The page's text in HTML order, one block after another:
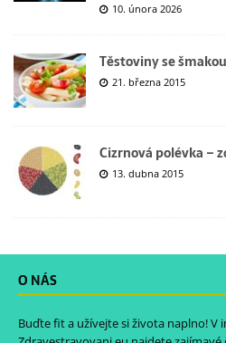
10. února 2026
Těstoviny se
21. března 2015
Cizrnová polévka –
13. dubna 2015
O NÁS
Buďte fit a užívejte si života naplno! V